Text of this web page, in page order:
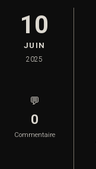
10
JUIN
2025
💬
0
Commentaire